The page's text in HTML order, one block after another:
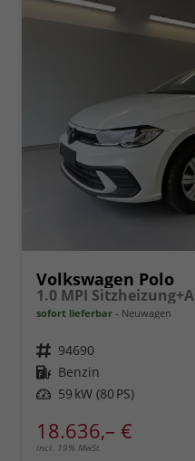
Volkswagen Polo
sofort lieferbar Neuwagen
Fahrzeugnr. 94690
Kraftstoff Benzin
Leistung 59 kW (80 PS)
18.636,– €
incl. 19% MwSt.